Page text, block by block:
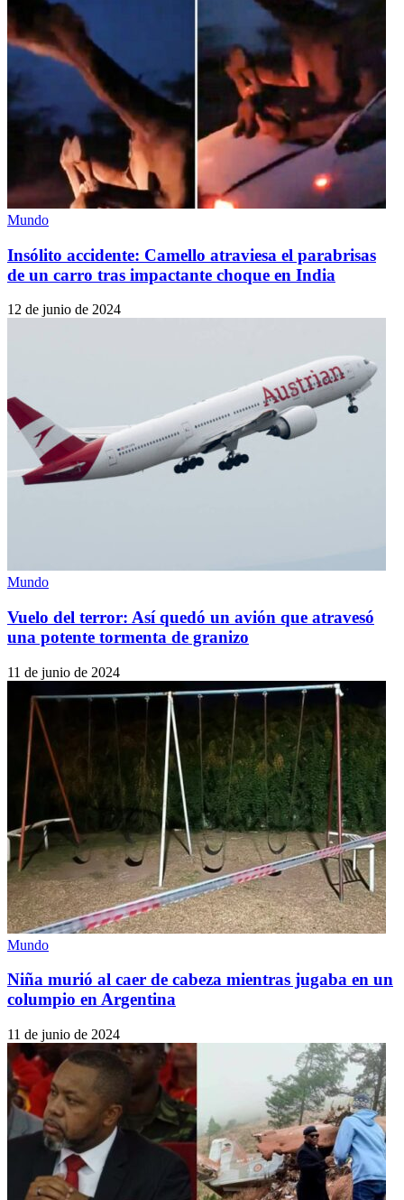
Mundo
Insólito accidente: Camello atraviesa el parabrisas
de un carro tras impactante choque en India
12 de junio de 2024
Mundo
Vuelo del terror: Así quedó un avión que atravesó
una potente tormenta de granizo
11 de junio de 2024
Mundo
Niña murió al caer de cabeza mientras jugaba en un
columpio en Argentina
11 de junio de 2024